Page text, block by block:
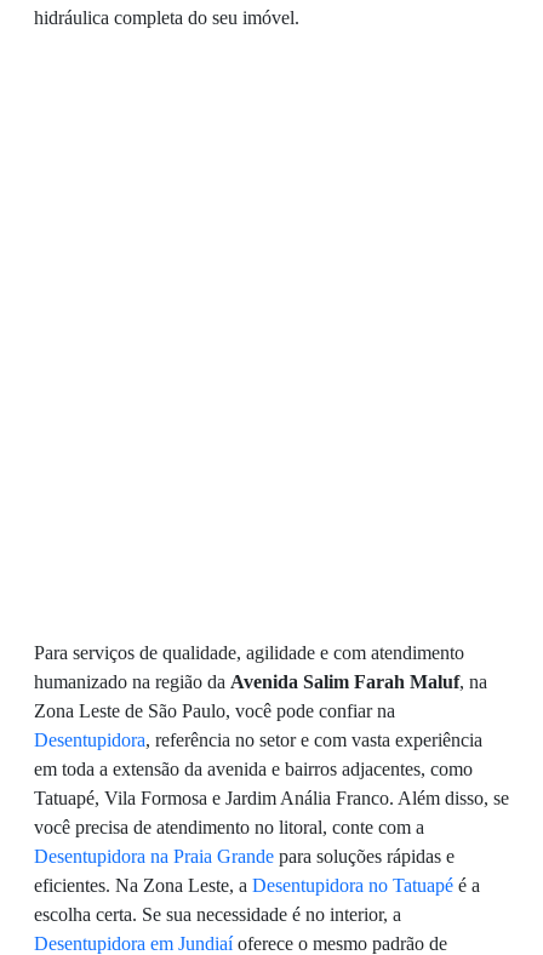
hidráulica completa do seu imóvel.
Para serviços de qualidade, agilidade e com atendimento
humanizado na região da Avenida Salim Farah Maluf, na
Zona Leste de São Paulo, você pode confiar na
Desentupidora, referência no setor e com vasta experiência
em toda a extensão da avenida e bairros adjacentes, como
Tatuapé, Vila Formosa e Jardim Anália Franco. Além disso, se
você precisa de atendimento no litoral, conte com a
Desentupidora na Praia Grande para soluções rápidas e
eficientes. Na Zona Leste, a Desentupidora no Tatuapé é a
escolha certa. Se sua necessidade é no interior, a
Desentupidora em Jundiaíoferece o mesmo padrão de